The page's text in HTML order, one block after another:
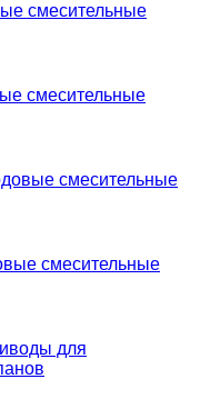
смесительные
смесительные
смесительные
смесительные
для